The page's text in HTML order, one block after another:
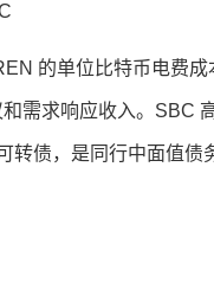
的单位比特币电费
需求响应收入。SBC
转债，是同行中面值债